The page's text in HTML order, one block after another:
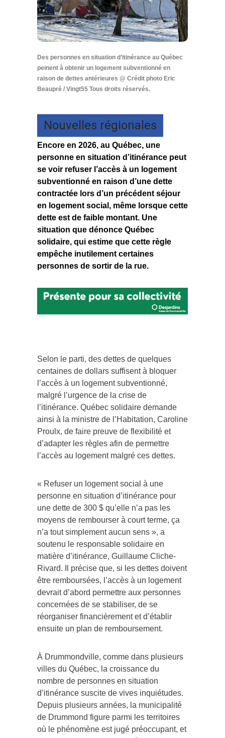
Des personnes en situation d’itinérance au Québec
peinent à obtenir un logement subventionné en
raison de dettes antérieures @ Crédit photo Eric
Beaupré / Vingt55 Tous droits réservés.
Nouvelles régionales
Encore en 2026, au Québec, une
personne en situation d’itinérance peut
se voir refuser l’accès à un logement
subventionné en raison d’une dette
contractée lors d’un précédent séjour
en logement social, même lorsque cette
dette est de faible montant. Une
situation que dénonce Québec
solidaire, qui estime que cette règle
empêche inutilement certaines
personnes de sortir de la rue.
Selon le parti, des dettes de quelques
centaines de dollars suffisent à bloquer
l’accès à un logement subventionné,
malgré l’urgence de la crise de
l’itinérance. Québec solidaire demande
ainsi à la ministre de l’Habitation, Caroline
Proulx, de faire preuve de flexibilité et
d’adapter les règles afin de permettre
l’accès au logement malgré ces dettes.
« Refuser un logement social à une
personne en situation d’itinérance pour
une dette de 300 $ qu’elle n’a pas les
moyens de rembourser à court terme, ça
n’a tout simplement aucun sens », a
soutenu le responsable solidaire en
matière d’itinérance, Guillaume Cliche-
Rivard. Il précise que, si les dettes doivent
être remboursées, l’accès à un logement
devrait d’abord permettre aux personnes
concernées de se stabiliser, de se
réorganiser financièrement et d’établir
ensuite un plan de remboursement.
À Drummondville, comme dans plusieurs
villes du Québec, la croissance du
nombre de personnes en situation
d’itinérance suscite de vives inquiétudes.
Depuis plusieurs années, la municipalité
de Drummond figure parmi les territoires
où le phénomène est jugé préoccupant, et